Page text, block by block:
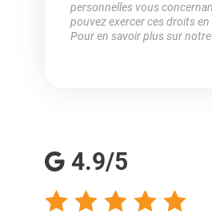
personnelles vous
pouvez exercer ces droits
Pour en savoir plus sur
4.9/5